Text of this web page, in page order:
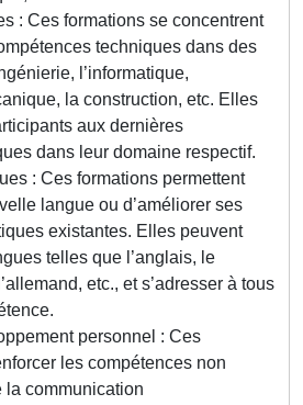
: Ces formations se concentrent
techniques dans des
l’informatique,
la construction, etc. Elles
aux dernières
dans leur domaine respectif.
: Ces formations permettent
langue ou d’améliorer ses
existantes. Elles peuvent
telles que l’anglais, le
etc., et s’adresser à tous
personnel : Ces
les compétences non
la communication